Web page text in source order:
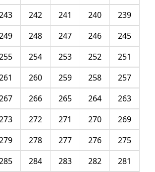
239
240
241
242
245
246
247
248
251
252
253
254
257
258
259
260
263
264
265
266
269
270
271
272
275
276
277
278
281
282
283
284